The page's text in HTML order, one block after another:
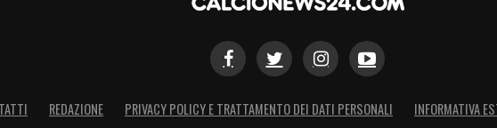
REDAZIONE PRIVACY POLICY E TRATTAMENTO DEI DATI PERSONALI INFORMATIVA